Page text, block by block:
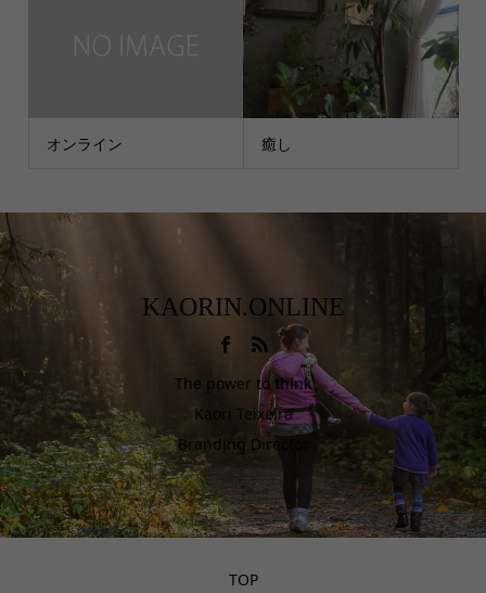
オンライン 癒し
KAORIN.ONLINE
The power to think
Kaori Teixeira
Branding Director
TOP